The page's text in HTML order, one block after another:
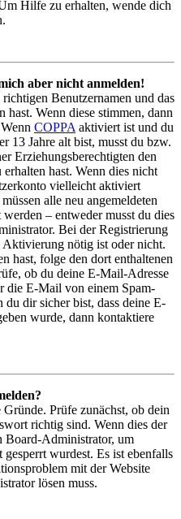
Hilfe zu erhalten, wende dich
aber nicht anmelden!
Benutzernamen und das
hast. Wenn diese stimmen, dann
COPPA aktiviert ist und du
13 Jahre alt bist, musst du bzw.
Erziehungsberechtigten den
hast. Wenn dies nicht
vielleicht aktiviert
alle neu angemeldeten
– entweder musst du dies
Bei der Registrierung
nötig ist oder nicht.
hast, folge den dort enthaltenen
ob du deine E-Mail-Adresse
die E-Mail von einem Spam-
dir sicher bist, dass deine E-
wurde, dann kontaktiere
Prüfe zunächst, ob dein
richtig sind. Wenn dies der
Board-Administrator, um
gesperrt wurdest. Es ist ebenfalls
mit der Website
lösen muss.